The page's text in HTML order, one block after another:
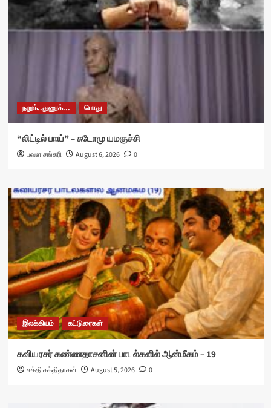
நறுக்..துணுக்... பொது
“லிட்டில் பாய்” – சுடோமு யமகுச்சி
பவள சங்கரி August 6, 2026 0
இலக்கியம் கட்டுரைகள்
கவியரசர் கண்ணதாசனின் பாடல்களில் ஆன்மீகம் – 19
சக்தி சக்திதாசன் August 5, 2026 0